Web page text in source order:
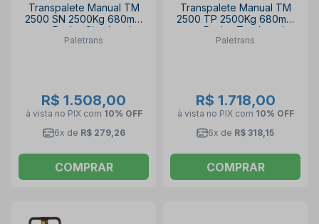
Transpalete Manual TM
2500 SN 2500Kg 680mm
com Rodas Simples de
Nylon PALETRANS
Paletrans
R$ 1.508,00
à vista no PIX com 10% OFF
6x de R$ 279,26
COMPRAR
Transpalete Manual TM
2500 TP 2500Kg 680mm
com Rodas Tandem de
Poliuretano PALETRANS
Paletrans
R$ 1.718,00
à vista no PIX com 10% OFF
6x de R$ 318,15
COMPRAR